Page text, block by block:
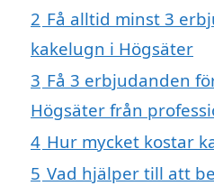
2 Få alltid minst 3
kakelugn i Högsäter
3 Få 3 erbjudanden
Högsäter från
4 Hur mycket kostar
5 Vad hjälper till att